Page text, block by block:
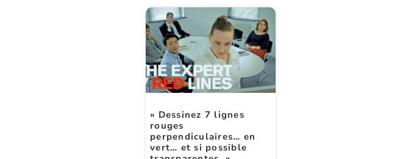
« Dessinez 7 lignes
rouges
perpendiculaires… en
vert… et si possible